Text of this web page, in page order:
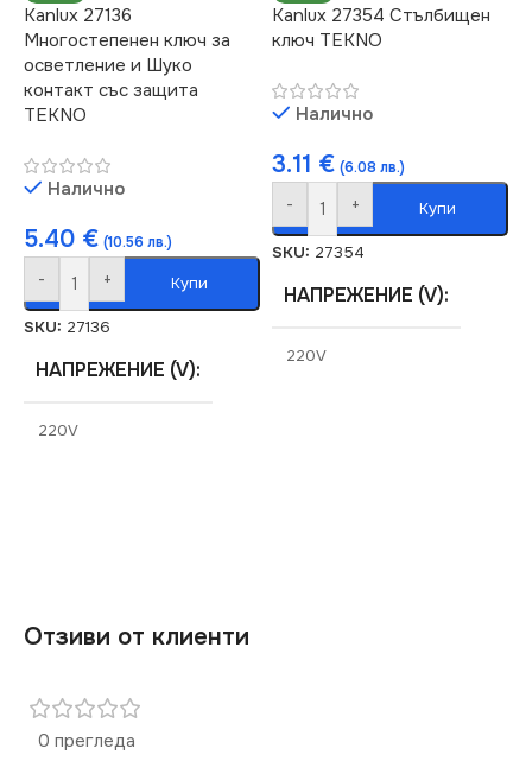
Kanlux 27136
Многостепенен ключ за
осветление и Шуко
контакт със защита
TEKNO
Налично
5.40 € (10.56 лв.)
- + Купи
SKU: 27136
НАПРЕЖЕНИЕ (V)
220V
IP54
МАРКА
Kanlux 27354 Стълбищен
ключ TEKNO
Налично
3.11 € (6.08 лв.)
- + Купи
SKU: 27354
НАПРЕЖЕНИЕ (V)
220V
Отзиви от клиенти
0 прегледа